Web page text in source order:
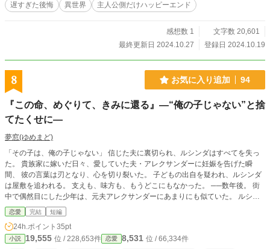
遅すぎた後悔
異世界 主人公側だけハッピーエンド
感想数 1
文字数 20,601
最終更新日 2024.10.27
登録日 2024.10.19
8 お気に入り追加 94
『この命、めぐりて、きみに還る』―“俺の子じゃない”と捨
てたくせに―
夢窓(ゆめまど)
「その子は、俺の子じゃない」 信じた夫に裏切られ、ルシンダはすべてを失っ
た。 貴族家に嫁いだ日々、愛していた夫・アレクサンダーに妊娠を告げた瞬
間、 彼の言葉は刃となり、心を切り裂いた。 子どもの出自を疑われ、ルシンダ
は屋敷を追われる。 支えも、味方も、もうどこにもなかった。 ──数年後。 街
中で偶然目にした少年は、元夫アレクサンダーにあまりにも似ていた。 ルシン
ダの傍には、彼女を愛し、子を育てる新しい夫がいた。 冒険者ジェイク。 どこ
までも誠実で、優しく強い男。 彼は言う。「テオは、俺の息子です」と。 失っ
た女。知らなかった子ども。 けれど、この胸がまだ疼くのは──過去への後悔
か、それとも……
恋愛 完結 短編
24h.ポイント 35pt
小説 19,555 位 / 228,653件 恋愛 8,531 位 / 66,334件